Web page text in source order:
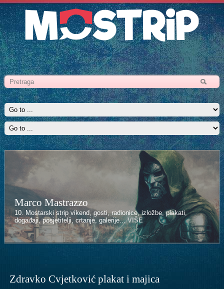
Marco Mastrazzo
10. Mostarski strip vikend, gosti, radionice, izložbe, plakati,
događaji, posjetitelji, crtanje, galerije...VIŠE
Zdravko Cvjetković plakat i majica